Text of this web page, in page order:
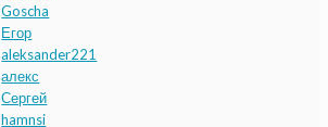
Goscha
Егор
aleksander221
алекс
Сергей
hamnsi